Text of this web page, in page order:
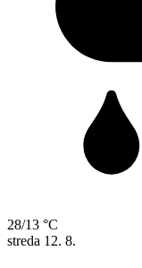
28/13 °C
streda 12. 8.